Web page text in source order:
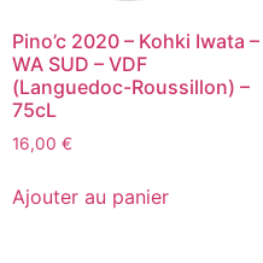
Pino’c 2020 – Kohki Iwata –
WA SUD – VDF
(Languedoc-Roussillon) –
75cL
16,00 €
de
Pino'c
Ajouter au panier